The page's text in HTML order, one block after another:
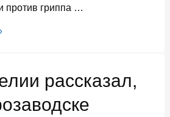
против гриппа …
рассказал,